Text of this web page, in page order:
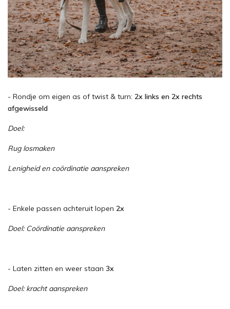
- Rondje om eigen as of twist & turn: 2x links en 2x rechts
afgewisseld
Doel:
Rug losmaken
Lenigheid en coördinatie aanspreken
- Enkele passen achteruit lopen 2x
Doel: Coördinatie aanspreken
- Laten zitten en weer staan 3x
Doel: kracht aanspreken